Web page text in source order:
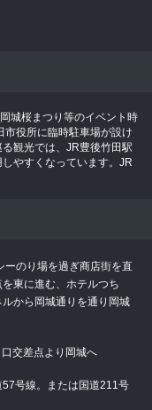
城桜まつり等のイベント時
市役所に臨時駐車場が設け
観光では、JR豊後竹田駅
やすくなっています。JR
のり場を過ぎ商店街を直
東に進む、ホテルつち
から岡城通りを通り岡城
交差点より岡城へ
号線。または国道211号